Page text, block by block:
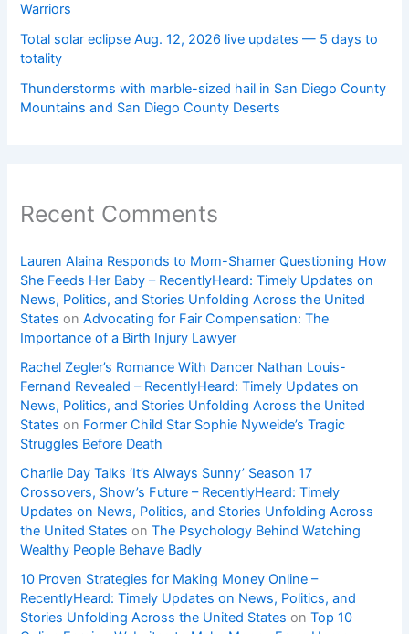
Warriors
Total solar eclipse Aug. 12, 2026 live updates — 5 days to
totality
Thunderstorms with marble-sized hail in San Diego County
Mountains and San Diego County Deserts
Recent Comments
Lauren Alaina Responds to Mom-Shamer Questioning How
She Feeds Her Baby – RecentlyHeard: Timely Updates on
News, Politics, and Stories Unfolding Across the United
States onAdvocating for Fair Compensation: The
Importance of a Birth Injury Lawyer
Rachel Zegler’s Romance With Dancer Nathan Louis-
Fernand Revealed – RecentlyHeard: Timely Updates on
News, Politics, and Stories Unfolding Across the United
States on Former Child Star Sophie Nyweide’s Tragic
Struggles Before Death
Charlie Day Talks ‘It’s Always Sunny’ Season 17
Crossovers, Show’s Future – RecentlyHeard: Timely
Updates on News, Politics, and Stories Unfolding Across
the United States onThe Psychology Behind Watching
Wealthy People Behave Badly
10 Proven Strategies for Making Money Online –
RecentlyHeard: Timely Updates on News, Politics, and
Stories Unfolding Across the United States onTop 10